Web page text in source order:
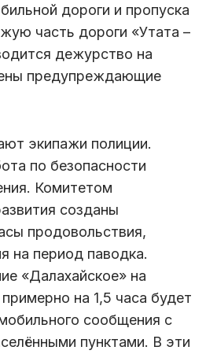
дороги и пропуска
часть дороги «Утата –
дежурство на
предупреждающие
экипажи полиции.
по безопасности
Комитетом
созданы
продовольствия,
на период паводка.
«Далахайское» на
на 1,5 часа будет
сообщения с
пунктами. В эти